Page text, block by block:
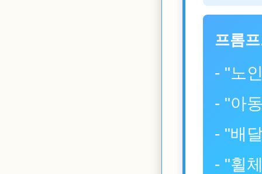
프롬
- "노
- "아
- "배
- "휠